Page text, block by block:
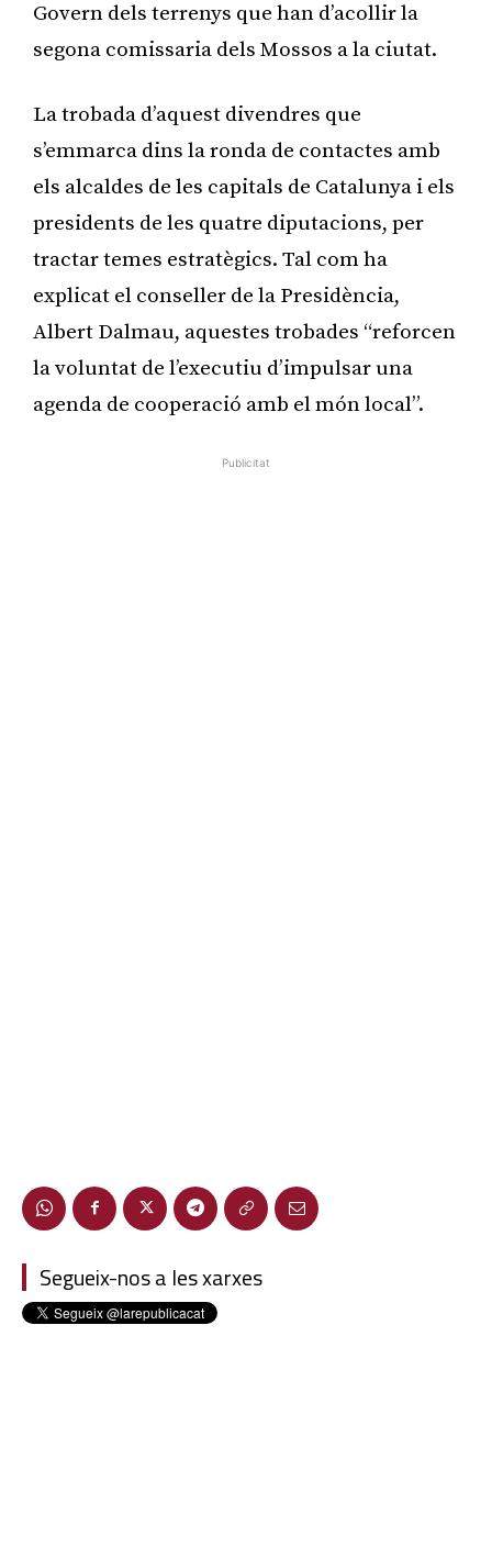
Govern dels terrenys que han d’acollir la
segona comissaria dels Mossos a la ciutat.
La trobada d’aquest divendres que
s’emmarca dins la ronda de contactes amb
els alcaldes de les capitals de Catalunya i els
presidents de les quatre diputacions, per
tractar temes estratègics. Tal com ha
explicat el conseller de la Presidència,
Albert Dalmau, aquestes trobades “reforcen
la voluntat de l’executiu d’impulsar una
agenda de cooperació amb el món local”.
Publicitat
Segueix-nos a les xarxes